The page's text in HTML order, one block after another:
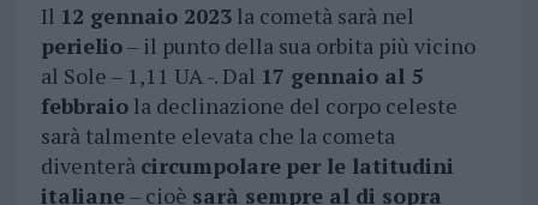
Il 12 gennaio 2023la cometà sarà nel
perielio– il punto della sua orbita più vicino
al Sole – 1,11 UA -. Dal 17 gennaio al 5
febbraiola declinazione del corpo celeste
sarà talmente elevata che la cometa
diventerà circumpolare per le latitudini
italiane– cioè sarà sempre al di sopra